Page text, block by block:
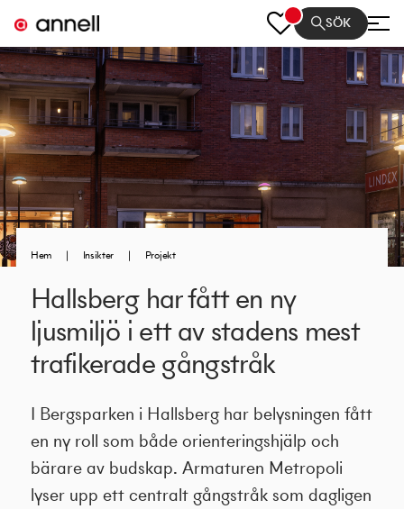
SÖK
Hem | Insikter | Projekt
Hallsberg har fått en ny
ljusmiljö i ett av stadens mest
trafikerade gångstråk
I Bergsparken i Hallsberg har belysningen fått
en ny roll som både orienteringshjälp och
bärare av budskap. Armaturen Metropoli
lyser upp ett centralt gångstråk som dagligen